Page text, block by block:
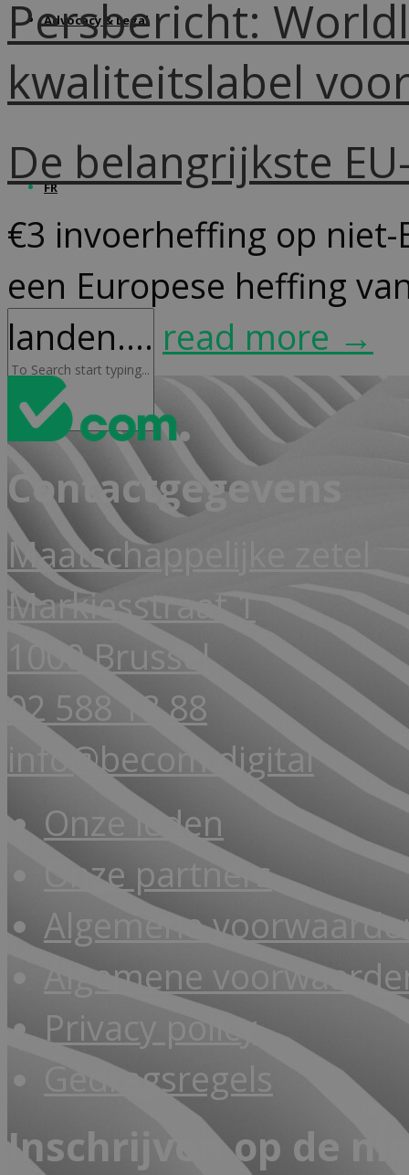
Advocacy & Legal
FR
Persbericht:
kwaliteitslabel
De belangrijkste
€3 invoerheffing op niet-
een Europese heffing
landen.... read more →
Contactgegevens
Maatschappelijke zetel
Markiesstraat 1
1000 Brussel
02 588 18 88
info@becom.digital
Onze leden
Onze partners
Algemene
Algemene
Privacy policy
Gedragsregels
Inschrijven op de